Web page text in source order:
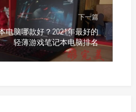
支付宝扫一扫
下一篇
电脑哪款好？2021年最好的
轻薄游戏笔记本电脑排名